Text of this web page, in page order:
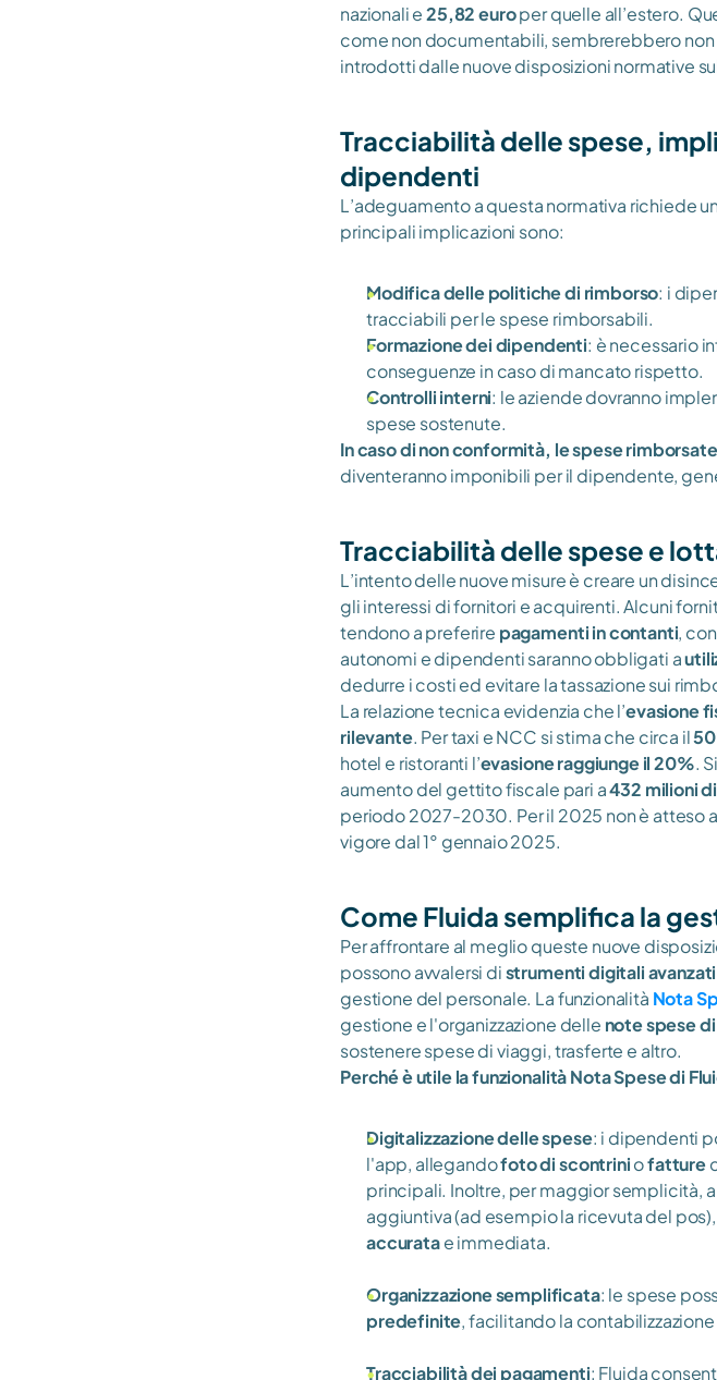
nazionali e 25,82 euro per quelle all’estero.
come non documentabili, sembrerebbero
introdotti dalle nuove disposizioni normative
Tracciabilità delle spese,
dipendenti
L’adeguamento a questa normativa richiede
principali implicazioni sono:
Modifica delle politiche di rimborso: i
tracciabili per le spese rimborsabili.
Formazione dei dipendenti: è necessario
conseguenze in caso di mancato rispetto.
Controlli interni: le aziende dovranno
spese sostenute.
In caso di non conformità, le spese
diventeranno imponibili per il dipendente,
Tracciabilità delle spese e
L’intento delle nuove misure è creare un
gli interessi di fornitori e acquirenti. Alcuni
tendono a preferire pagamenti in contanti,
autonomi e dipendenti saranno obbligati a
dedurre i costi ed evitare la tassazione sui
La relazione tecnica evidenzia che l’evasione
rilevante. Per taxi e NCC si stima che circa il
hotel e ristoranti l’evasione raggiunge il 20%.
aumento del gettito fiscale pari a 432 milioni
periodo 2027-2030. Per il 2025 non è atteso
vigore dal 1° gennaio 2025.
Come Fluida semplifica la
Per affrontare al meglio queste nuove
possono avvalersi di strumenti digitali avanzati
gestione del personale. La funzionalità Nota
gestione e l'organizzazione delle note spese
sostenere spese di viaggi, trasferte e altro.
Perché è utile la funzionalità Nota Spese di
Digitalizzazione delle spese: i dipendenti
l'app, allegando foto di scontrini o fatture
principali. Inoltre, per maggior semplicità,
aggiuntiva (ad esempio la ricevuta del
accurata e immediata.
Organizzazione semplificata: le spese
predefinite, facilitando la contabilizzazione
Tracciabilità dei pagamenti: Fluida